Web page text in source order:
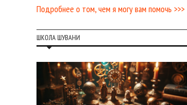
Подробнее о том, чем я могу вам помочь >>>
ШКОЛА ШУВАНИ